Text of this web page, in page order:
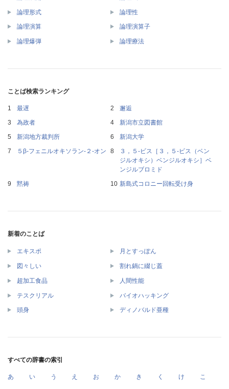
論理形式 論理性
論理演算 論理演算子
論理爆弾 論理療法
ことば検索ランキング
最遅
邂逅
為政者
新潟市立図書館
新潟地方裁判所
新潟大学
５β‐フェニルオキソラン‐２‐オン
３，５‐ビス［３，５‐ビス（ベン
ジルオキシ）ベンジルオキシ］ベ
ンジルブロミド
黙祷
新島式コロニー回転受け身
新着のことば
エキスポ 月とすっぽん
図々しい 割れ鍋に綴じ蓋
超加工食品 人間性能
テスクリアル バイオハッキング
頭身 ディノバルド亜種
すべての辞書の索引
あ い う え お か き く け こ